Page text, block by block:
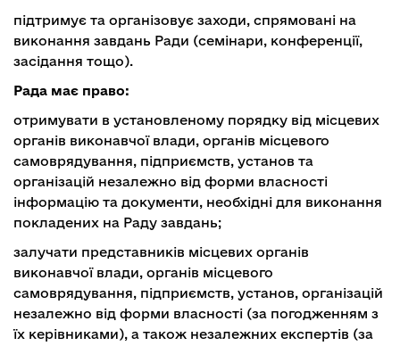
підтримує та організовує заходи, спрямовані на
виконання завдань Ради (семінари, конференції,
засідання тощо).
Рада має право:
отримувати в установленому порядку від місцевих
органів виконавчої влади, органів місцевого
самоврядування, підприємств, установ та
організацій незалежно від форми власності
інформацію та документи, необхідні для виконання
покладених на Раду завдань;
залучати представників місцевих органів
виконавчої влади, органів місцевого
самоврядування, підприємств, установ, організацій
незалежно від форми власності (за погодженням з
їх керівниками), а також незалежних експертів (за